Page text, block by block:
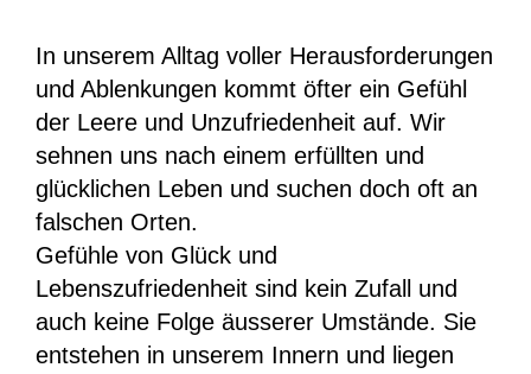
In unserem Alltag voller Herausforderungen
und Ablenkungen kommt öfter ein Gefühl
der Leere und Unzufriedenheit auf. Wir
sehnen uns nach einem erfüllten und
glücklichen Leben und suchen doch oft an
falschen Orten.
Gefühle von Glück und
Lebenszufriedenheit sind kein Zufall und
auch keine Folge äusserer Umstände. Sie
entstehen in unserem Innern und liegen